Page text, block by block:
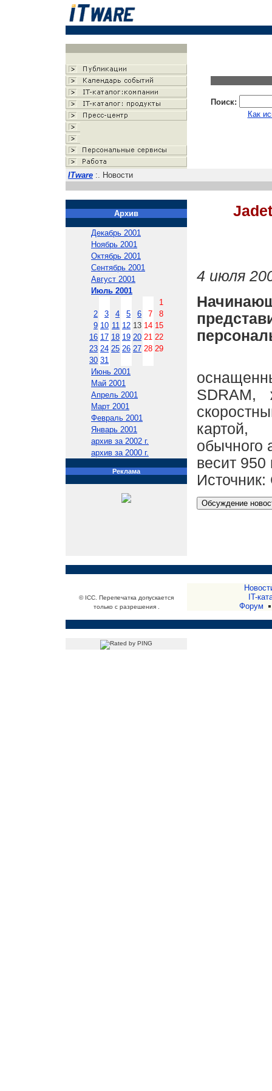
Поиск:
Как
ITware :. Новости
Архив
Декабрь 2001
Ноябрь 2001
Октябрь 2001
Сентябрь 2001
Август 2001
Июль 2001
1
2
3 4 5 6 7
8
9 10 11 12 13 14 15
16 17 18 19 20 21 22
23 24 25 26 27 28 29
30 31
Июнь 2001
Май 2001
Апрель 2001
Март 2001
Февраль 2001
Январь 2001
архив за 2002 г.
архив за 2000 г.
Реклама
4 июля
картой,
обычного
весит 950
© ICC. Перепечатка допускается
только с разрешения .
IT-
Форум